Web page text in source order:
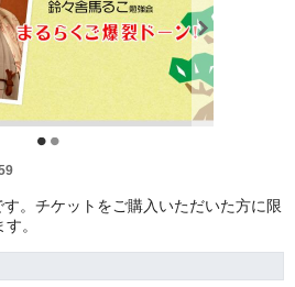
。チケットをご購入いただいた方に限
。